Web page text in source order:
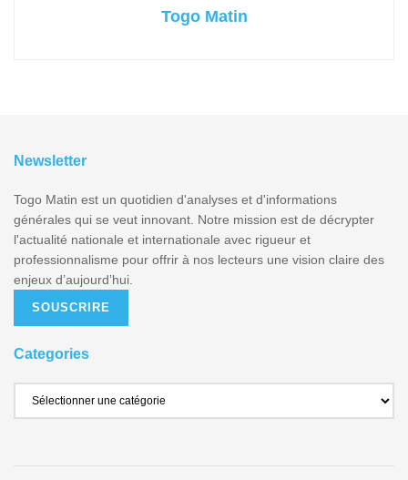
Togo Matin
Newsletter
Togo Matin est un quotidien d'analyses et d'informations
générales qui se veut innovant. Notre mission est de décrypter
l'actualité nationale et internationale avec rigueur et
professionnalisme pour offrir à nos lecteurs une vision claire des
enjeux d’aujourd’hui.
SOUSCRIRE
Categories